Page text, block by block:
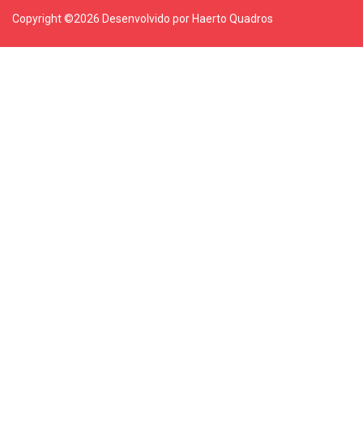
Copyright ©2026 Desenvolvido por Haerto Quadros